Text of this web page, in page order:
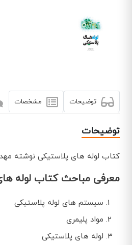
توضیحات مشخصات
توضیحات
کتاب لوله های پلاستیکی نوشته
معرفی مباحث کتاب لوله
سیستم های لوله پلاستیکی
مواد پلیمری
لوله های پلاستیکی